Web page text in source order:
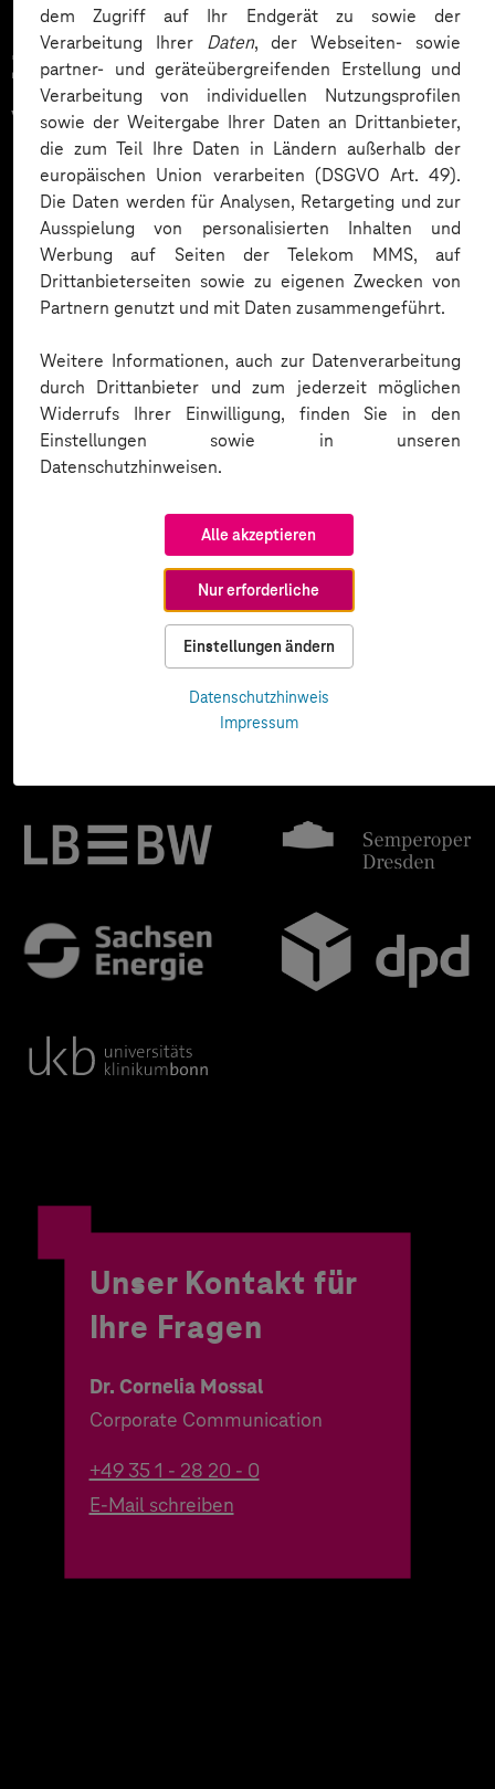
dem Zugriff auf Ihr Endgerät zu sowie der
Verarbeitung Ihrer Daten, der Webseiten- sowie
partner- und geräteübergreifenden Erstellung und
Verarbeitung von individuellen Nutzungsprofilen
sowie der Weitergabe Ihrer Daten an Drittanbieter,
die zum Teil Ihre Daten in Ländern außerhalb der
europäischen Union verarbeiten (DSGVO Art. 49).
Die Daten werden für Analysen, Retargeting und zur
Ausspielung von personalisierten Inhalten und
Werbung auf Seiten der Telekom MMS, auf
Drittanbieterseiten sowie zu eigenen Zwecken von
Partnern genutzt und mit Daten zusammengeführt.
Weitere Informationen, auch zur Datenverarbeitung
durch Drittanbieter und zum jederzeit möglichen
Widerrufs Ihrer Einwilligung, finden Sie in den
Einstellungen sowie in unseren
Datenschutzhinweisen.
Alle akzeptieren
Nur erforderliche
Einstellungen ändern
Datenschutzhinweis
Impressum
Zahlreiche Unternehmen
vertrauen auf unsere
Expertise. Hier eine Auswahl:
Unser Kontakt für
Ihre Fragen
Dr. Cornelia Mossal
Corporate Communication
+49 35 1 - 28 20 - 0
E-Mail schreiben